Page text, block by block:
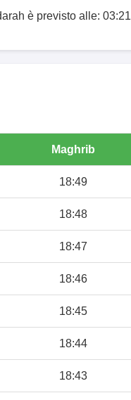
è previsto alle: 03:21
Maghrib
18:49
18:48
18:47
18:46
18:45
18:44
18:43